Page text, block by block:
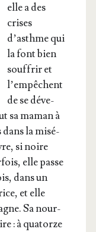
elle a des
crises
d’asthme qui
la font bien
souf­frir et
l’empêchent
de se déve­
sa maman à
dans la misé­
si noire
elle passe
dans un
et elle
Sa nour­
: à qua­torze